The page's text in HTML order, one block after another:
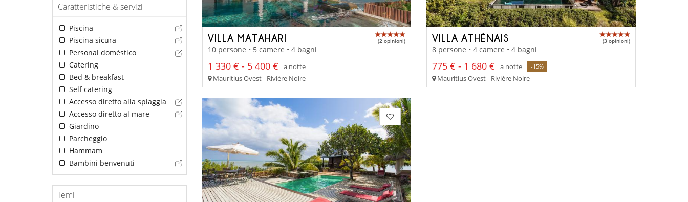
Caratteristiche & servizi
Piscina
Piscina sicura
Personal doméstico
Catering
Bed & breakfast
Self catering
Accesso diretto alla spiaggia
Accesso diretto al mare
Giardino
Parcheggio
Hammam
Bambini benvenuti
Temi
VILLA MATAHARI (2 opinioni)
10 persone • 5 camere • 4 bagni
1 330 € - 5 400 €
a notte
Mauritius Ovest - Rivière Noire
VILLA ATHÉNAIS (3 opinioni)
8 persone • 4 camere • 4 bagni
775 € - 1 680 € a notte -15%
Mauritius Ovest - Rivière Noire